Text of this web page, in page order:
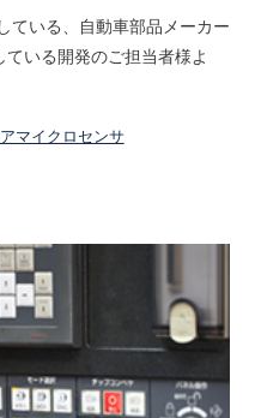
ている、自動車部品メーカー
いる開発のご担当者様よ
マイクロセンサ